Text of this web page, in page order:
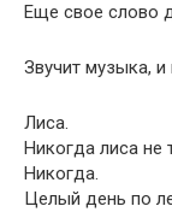
Еще свое слово
Звучит музыка, и
Лиса.
Никогда лиса не
Никогда.
Целый день по